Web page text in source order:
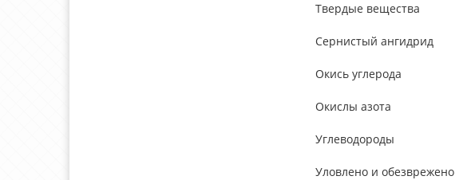
Твердые вещества
Сернистый ангидрид
Окись углерода
Окислы азота
Углеводороды
Уловлено и обезврежено